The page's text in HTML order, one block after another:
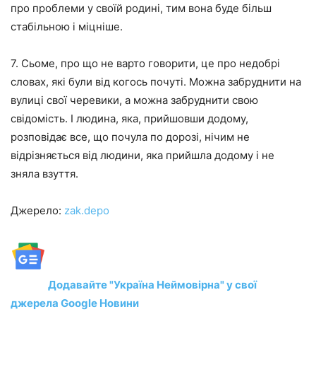
про проблеми у своїй родині, тим вона буде більш
стабільною і міцніше.
7. Сьоме, про що не варто говорити, це про недобрі
словах, які були від когось почуті. Можна забруднити на
вулиці свої черевики, а можна забруднити свою
свідомість. І людина, яка, прийшовши додому,
розповідає все, що почула по дорозі, нічим не
відрізняється від людини, яка прийшла додому і не
зняла взуття.
Джерело: zak.depo
Додавайте "Україна Неймовірна" у свої
джерела Google Новини